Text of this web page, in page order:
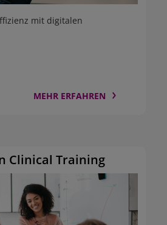
mit digitalen
MEHR ERFAHREN
Clinical Training